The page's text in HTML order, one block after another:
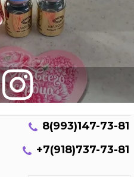
8(993)147-73-81
+7(918)737-73-81